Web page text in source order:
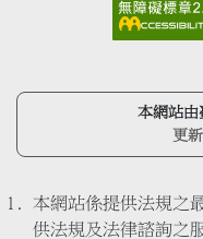
本網站由
更
本網站係提供法規之
供法規及法律諮詢之